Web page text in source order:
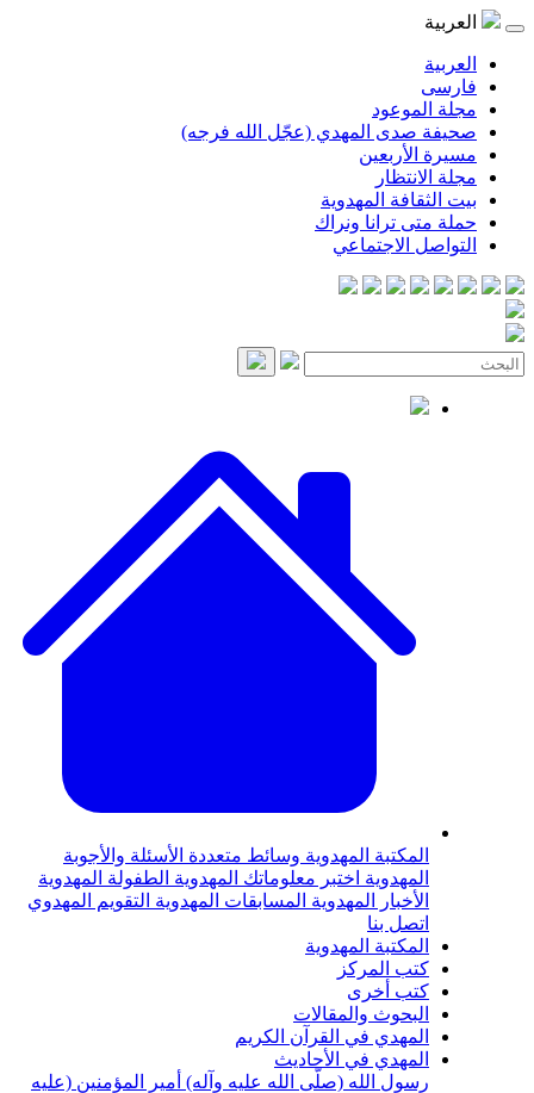
المهدي (عجّل الله فرجه)
المهدوية
ترانا ونراك
الاجتماعي
المهدويةوسائط متعددةالأسئلة والأجوبة
اختبر معلوماتك المهدويةالطفولة المهدوية
المهدويةالمسابقات المهدويةالتقويم المهدوي
المهدوية
والمقالات
في القرآن الكريم
في الأحاديث
الله (صلّى الله عليه وآله) أمير المؤمنين (عليه